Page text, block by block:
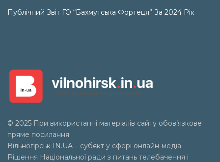
Публічний Звіт ГО “Бахмутська Фортеця” За 2024 Рік
© 2025 При використанні матеріалів сайту обов’язкове
пряме посилання.
Вільногірськ IN.UA – субєкт у сфері онлайн-медіа.
Рішення Національної ради з питань телебачення і